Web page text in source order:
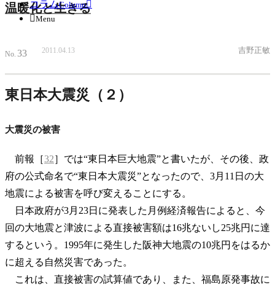
コラムColumn
Menu
温暖化と生きる
No. 33 2011.04.13 吉野正敏
東日本大震災（２）
大震災の被害
前報［32］では“東日本巨大地震”と書いたが、その後、政
府の公式命名で“東日本大震災”となったので、3月11日の大
地震による被害を呼び変えることにする。
日本政府が3月23日に発表した月例経済報告によると、今
回の大地震と津波による直接被害額は16兆ないし25兆円に達
するという。1995年に発生した阪神大地震の10兆円をはるか
に超える自然災害であった。
これは、直接被害の試算値であり、また、福島原発事故に